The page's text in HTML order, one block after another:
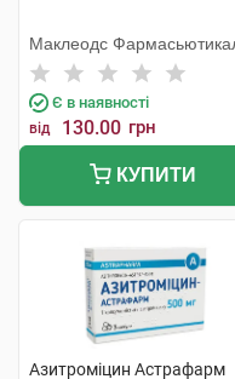
Маклеодс
Є в наявності
від 130.00 грн
КУПИТИ
Азитроміцин Астрафарм